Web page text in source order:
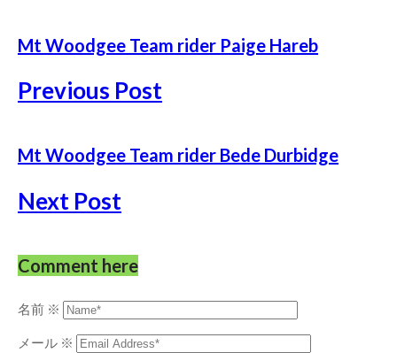
Mt Woodgee Team rider Paige Hareb
Previous Post
Mt Woodgee Team rider Bede Durbidge
Next Post
Comment here
名前 ※
メール ※